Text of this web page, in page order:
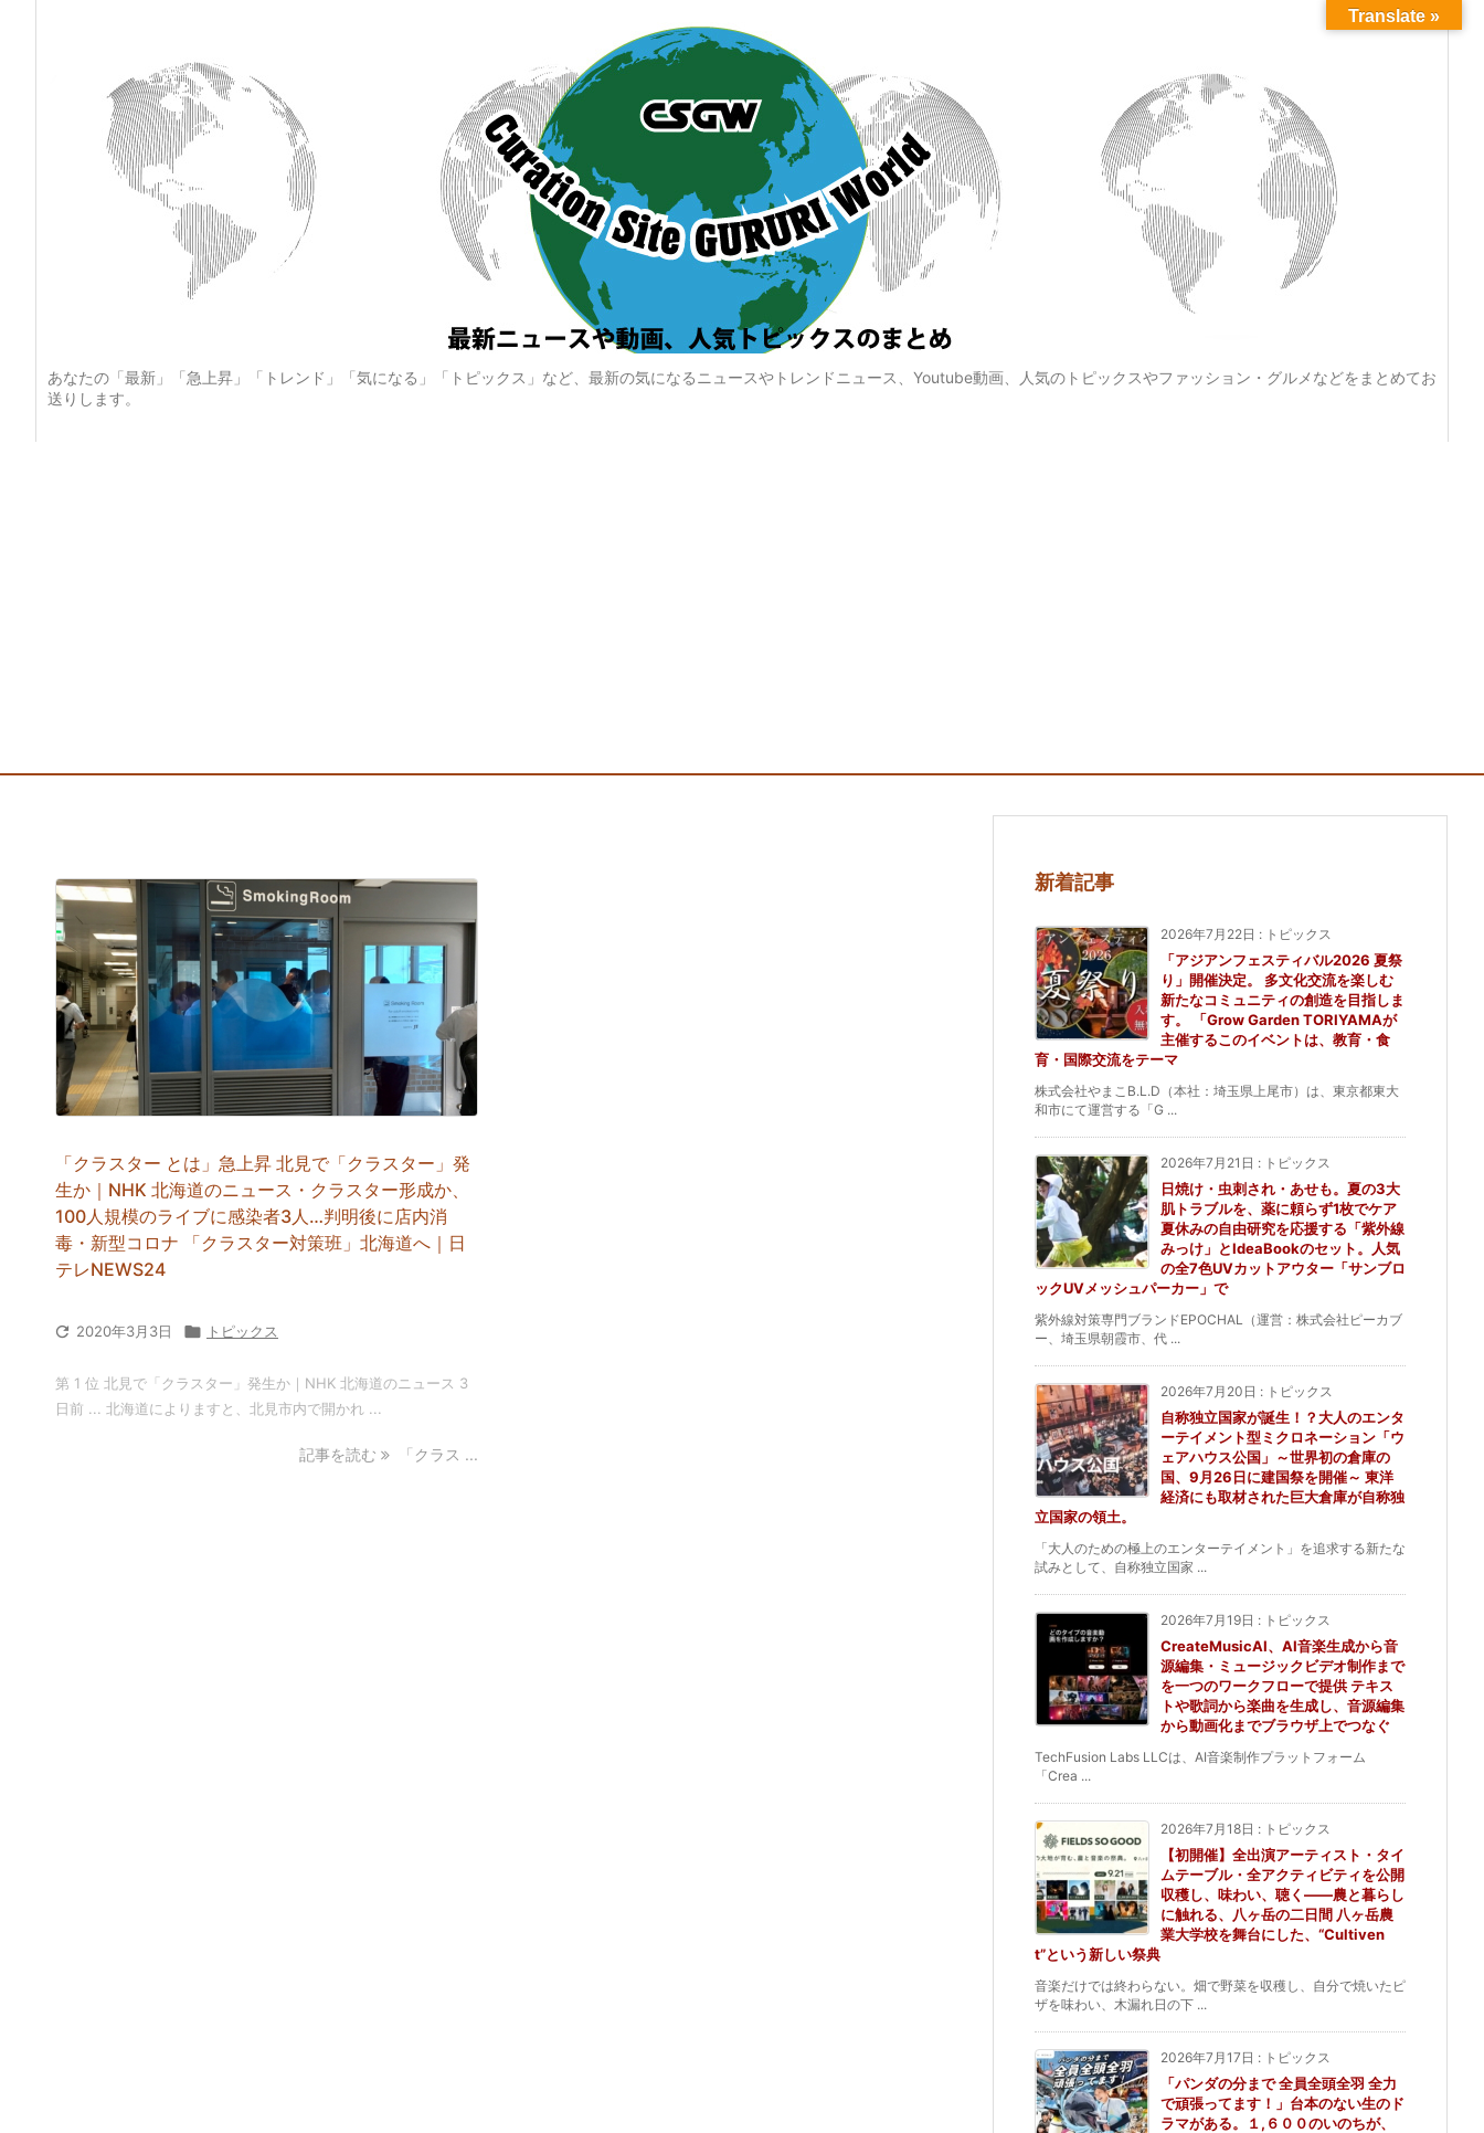
あなたの「最新」「急上昇」「トレンド」「気になる」「トピックス」など、最新の気になるニュースやトレンドニュース、Youtube動画、人気のトピックスやファッション・グルメなどをまとめてお
送りします。
「クラスター とは」急上昇 北見で「クラスター」発
生か｜NHK 北海道のニュース・クラスター形成か、
100人規模のライブに感染者3人…判明後に店内消
毒・新型コロナ 「クラスター対策班」北海道へ｜日
テレNEWS24
 2020年3月3日  トピックス
第 1 位 北見で「クラスター」発生か｜NHK 北海道のニュース 3
日前 ... 北海道によりますと、北見市内で開かれ ...
記事を読む 「クラス ...
新着記事
2026年7月22日 : トピックス
「アジアンフェスティバル2026 夏祭
り」開催決定。 多文化交流を楽しむ
新たなコミュニティの創造を目指しま
す。 「Grow Garden TORIYAMAが
主催するこのイベントは、教育・食
育・国際交流をテーマ
株式会社やまこB.L.D（本社：埼玉県上尾市）は、東京都東大
和市にて運営する「G ...
2026年7月21日 : トピックス
日焼け・虫刺され・あせも。夏の3大
肌トラブルを、薬に頼らず1枚でケア
夏休みの自由研究を応援する「紫外線
みっけ」とIdeaBookのセット。人気
の全7色UVカットアウター「サンブロ
ックUVメッシュパーカー」で
紫外線対策専門ブランドEPOCHAL（運営：株式会社ピーカブ
ー、埼玉県朝霞市、代 ...
2026年7月20日 : トピックス
自称独立国家が誕生！？大人のエンタ
ーテイメント型ミクロネーション「ウ
ェアハウス公国」～世界初の倉庫の
国、9月26日に建国祭を開催～ 東洋
経済にも取材された巨大倉庫が自称独
立国家の領土。
「大人のための極上のエンターテイメント」を追求する新たな
試みとして、自称独立国家 ...
2026年7月19日 : トピックス
CreateMusicAI、AI音楽生成から音
源編集・ミュージックビデオ制作まで
を一つのワークフローで提供 テキス
トや歌詞から楽曲を生成し、音源編集
から動画化までブラウザ上でつなぐ
TechFusion Labs LLCは、AI音楽制作プラットフォーム
「Crea ...
2026年7月18日 : トピックス
【初開催】全出演アーティスト・タイ
ムテーブル・全アクティビティを公開
収穫し、味わい、聴く——農と暮らし
に触れる、八ヶ岳の二日間 八ヶ岳農
業大学校を舞台にした、“Cultiven
t”という新しい祭典
音楽だけでは終わらない。畑で野菜を収穫し、自分で焼いたピ
ザを味わい、木漏れ日の下 ...
2026年7月17日 : トピックス
「パンダの分まで 全員全頭全羽 全力
で頑張ってます！」台本のない生のド
ラマがある。１,６００のいのちが、
Translate »